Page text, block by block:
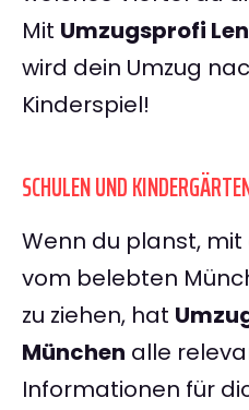
Mit Umzugsprofi
wird dein Umzug
Kinderspiel!
SCHULEN UND
Wenn du planst,
vom belebten
zu ziehen, hat
München alle
Informationen für